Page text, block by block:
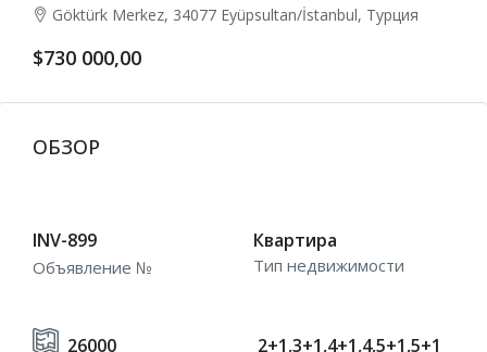
Göktürk Merkez, 34077 Eyüpsultan/İstanbul, Турция
$730 000,00
ОБЗОР
INV-899
Объявление №
Квартира
Тип недвижимости
26000 2+1,3+1,4+1,4,5+1,5+1